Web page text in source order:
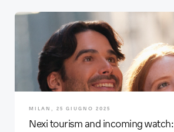
MILAN, 25 GIUGNO 2025
Nexi tourism and incoming watch: